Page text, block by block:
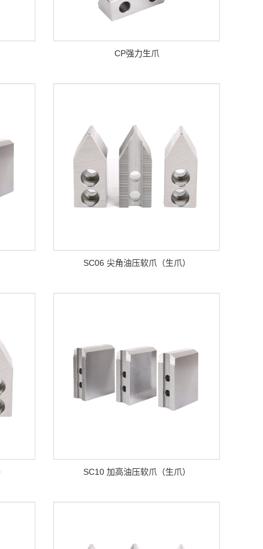
CP强力生爪
SC06 尖角油压软爪（生爪）
SC10 加高油压软爪（生爪）